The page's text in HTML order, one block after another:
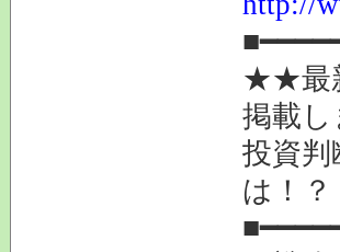
★★最
掲載
投資
は！？